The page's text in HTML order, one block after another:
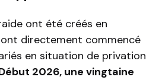
ont été créés en
ont directement commencé
en situation de privation
2026, une vingtaine